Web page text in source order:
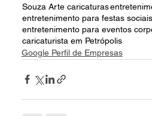
Souza Arte caricaturas
entretenimento para festas sociais
entretenimento para eventos
caricaturista em Petrópolis
Google Perfil de Empresas